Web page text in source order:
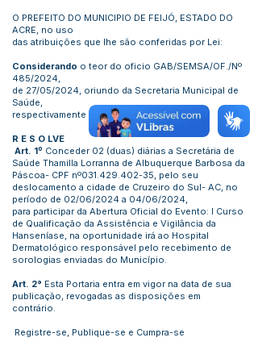
O PREFEITO DO MUNICIPIO DE FEIJÓ, ESTADO DO
ACRE, no uso
das atribuições que lhe são conferidas por Lei:
Considerando o teor do oficio GAB/SEMSA/OF./Nº
485/2024,
de 27/05/2024, oriundo da Secretaria Municipal de
Saúde,
respectivamente com Propostas de Viagem
R E S O LVE
Art. 1º Conceder 02 (duas) diárias a Secretária de
Saúde Thamilla Lorranna de Albuquerque Barbosa da
Páscoa- CPF nº031.429.402-35, pelo seu
deslocamento a cidade de Cruzeiro do Sul- AC, no
período de 02/06/2024 a 04/06/2024,
para participar da Abertura Oficial do Evento: I Curso
de Qualificação da Assistência e Vigilância da
Hanseníase, na oportunidade irá ao Hospital
Dermatológico responsável pelo recebimento de
sorologias enviadas do Município.
Art. 2° Esta Portaria entra em vigor na data de sua
publicação, revogadas as disposições em
contrário.
Registre-se, Publique-se e Cumpra-se